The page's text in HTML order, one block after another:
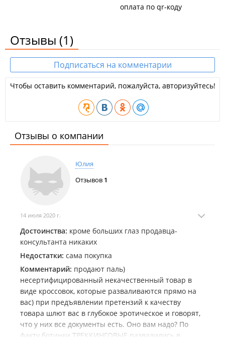
оплата по qr-коду
Отзывы (1)
Подписаться на комментарии
Чтобы оставить комментарий, пожалуйста, авторизуйтесь!
Отзывы о компании
Юлия
Отзывов 1
14 июля 2020 г.
Достоинства: кроме больших глаз продавца-
консультанта никаких
Недостатки: сама покупка
Комментарий: продают паль)
несертифицированный некачественный товар в
виде кроссовок, которые разваливаются прямо на
вас) при предъявлении претензий к качеству
товара шлют вас в глубокое эротическое и говорят,
что у них все документы есть. Оно вам надо? По